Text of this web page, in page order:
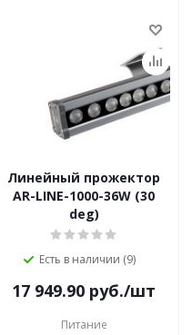
Линейный прожектор
AR-LINE-1000-36W (30
deg)
Есть в наличии (9)
17 949.90 руб./шт
Питание